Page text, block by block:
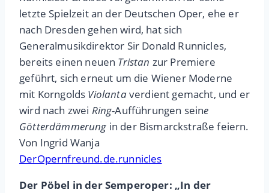
letzte Spielzeit an der Deutschen Oper, ehe er
nach Dresden gehen wird, hat sich
Generalmusikdirektor Sir Donald Runnicles,
bereits einen neuen Tristan zur Premiere
geführt, sich erneut um die Wiener Moderne
mit Korngolds Violantaverdient gemacht, und er
wird nach zwei Ring-Aufführungen seine
Götterdämmerung in der Bismarckstraße feiern.
Von Ingrid Wanja
DerOpernfreund.de.runnicles
Der Pöbel in der Semperoper: „In der